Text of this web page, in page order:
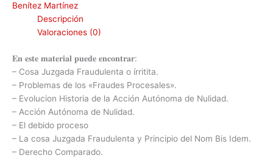
Benítez Martínez
Descripción
Valoraciones (0)
𝐄𝐧 𝐞𝐬𝐭𝐞 𝐦𝐚𝐭𝐞𝐫𝐢𝐚𝐥 𝐩𝐮𝐞𝐝𝐞 𝐞𝐧𝐜𝐨𝐧𝐭𝐫𝐚𝐫:
– Cosa Juzgada Fraudulenta o írritita.
– Problemas de los «Fraudes Procesales».
– Evolucion Historia de la Acción Autónoma de Nulidad.
– Acción Autónoma de Nulidad.
– El debido proceso
– La cosa Juzgada Fraudulenta y Principio del Nom Bis Idem.
– Derecho Comparado.